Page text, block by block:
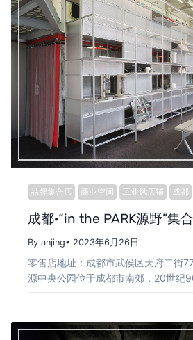
品牌集合店 商业空间 工业风店铺 成都
成都·“in the PARK源野”集
By anjing• 2023年6月26日
零售店地址：成都市武侯区天府二街
源中央公园位于成都市南郊，20世纪